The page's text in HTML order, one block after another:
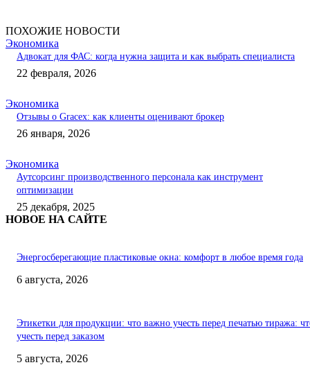
ПОХОЖИЕ НОВОСТИ
Экономика
Адвокат для ФАС: когда нужна защита и как выбрать специалиста
22 февраля, 2026
Экономика
Отзывы о Gracex: как клиенты оценивают брокер
26 января, 2026
Экономика
Аутсорсинг производственного персонала как инструмент
оптимизации
25 декабря, 2025
НОВОЕ НА САЙТЕ
Энергосберегающие пластиковые окна: комфорт в любое время года
6 августа, 2026
Этикетки для продукции: что важно учесть перед печатью тиража:
учесть перед заказом
5 августа, 2026